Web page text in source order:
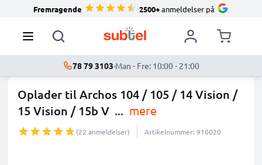
Fremragende 2500+anmeldelser på
78 79 3103·Man - Fre: 10:00 - 21:00
Oplader til Archos 104 / 105 / 14 Vision /
15 Vision / 15b V ... mere
(22 anmeldelser) Artikelnummer: 910020